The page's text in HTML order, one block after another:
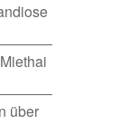
über